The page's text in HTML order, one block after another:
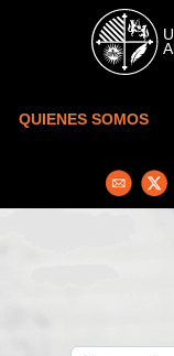
Skip to main content
QUIENES SOMOS